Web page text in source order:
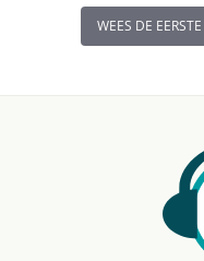
WEES DE